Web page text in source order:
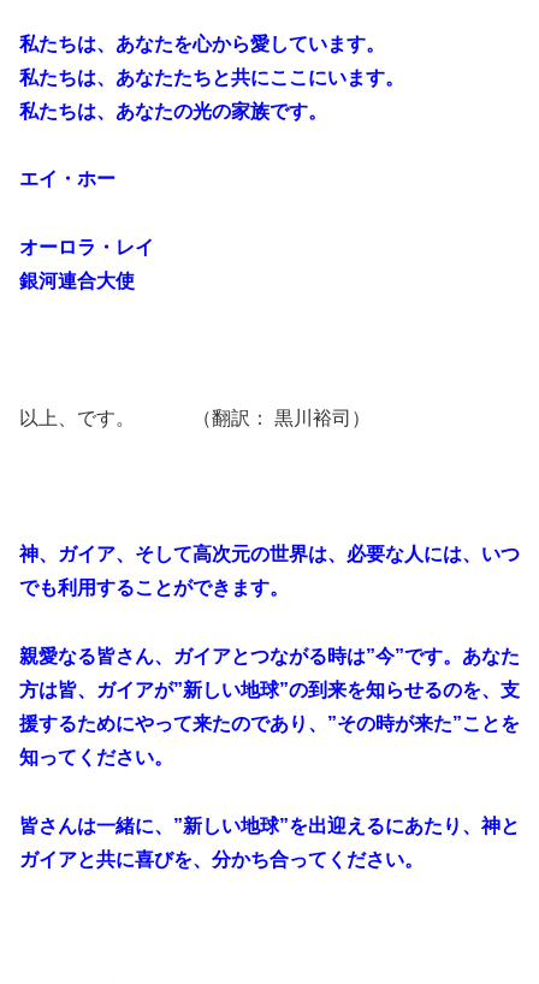
私たちは、あなたを心から愛しています。
私たちは、あなたたちと共にここにいます。
私たちは、あなたの光の家族です。
エイ・ホー
オーロラ・レイ
銀河連合大使
以上、です。 （翻訳： 黒川裕司）
神、ガイア、そして高次元の世界は、必要な人には、いつ
でも利用することができます。
親愛なる皆さん、ガイアとつながる時は”今”です。あなた
方は皆、ガイアが”新しい地球”の到来を知らせるのを、支
援するためにやって来たのであり、”その時が来た”ことを
知ってください。
皆さんは一緒に、”新しい地球”を出迎えるにあたり、神と
ガイアと共に喜びを、分かち合ってください。